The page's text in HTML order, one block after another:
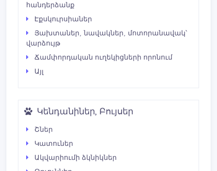
հանդերձանք
Էքսկուրսիաներ
Յախտաներ, նավակներ, մոտորանավակ՝
վարձույթ
Ճամփորդական ուղեկիցների որոնում
Այլ
Կենդանիներ, Բույսեր
Շներ
Կատուներ
Ակվարիումի ձկնիկներ